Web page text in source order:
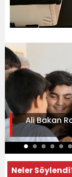
Ali Bakan
Neler